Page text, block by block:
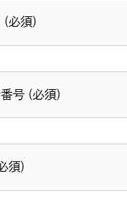
(必須)
号 (必須)
須)